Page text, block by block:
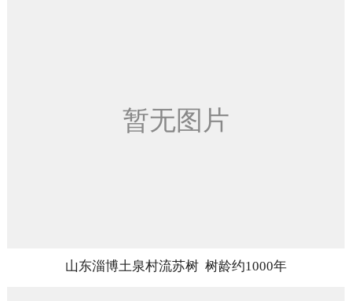
山东淄博土泉村流苏树 树龄约1000年